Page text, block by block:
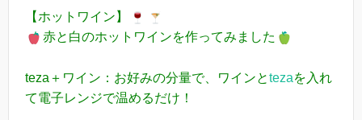
【ホットワイン】
赤と白のホットワインを作ってみました
teza＋ワイン：お好みの分量で、ワインとtezaを入れ
て電子レンジで温めるだけ！